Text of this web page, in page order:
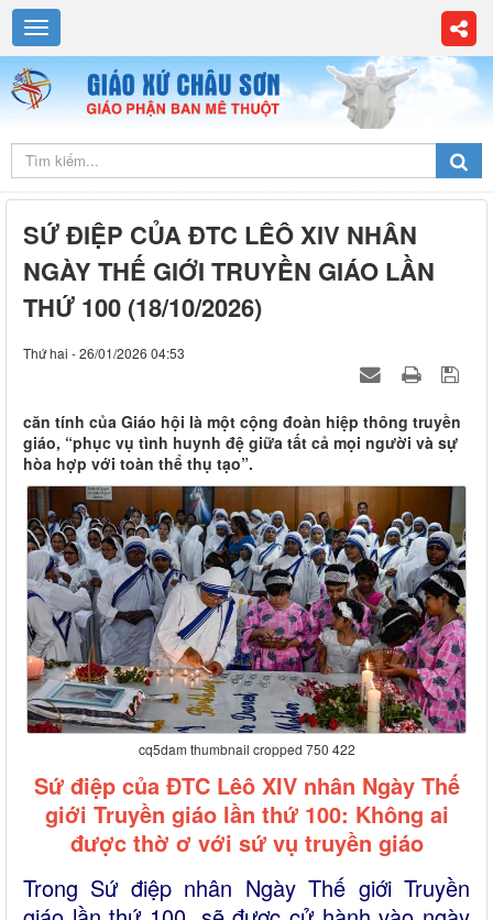
SỨ ĐIỆP CỦA ĐTC LÊÔ XIV NHÂN
NGÀY THẾ GIỚI TRUYỀN GIÁO LẦN
THỨ 100 (18/10/2026)
Thứ hai - 26/01/2026 04:53
căn tính của Giáo hội là một cộng đoàn hiệp thông truyền
giáo, “phục vụ tình huynh đệ giữa tất cả mọi người và sự
hòa hợp với toàn thể thụ tạo”.
cq5dam thumbnail cropped 750 422
Sứ điệp của ĐTC Lêô XIV nhân Ngày Thế
giới Truyền giáo lần thứ 100: Không ai
được thờ ơ với sứ vụ truyền giáo
Trong Sứ điệp nhân Ngày Thế giới Truyền